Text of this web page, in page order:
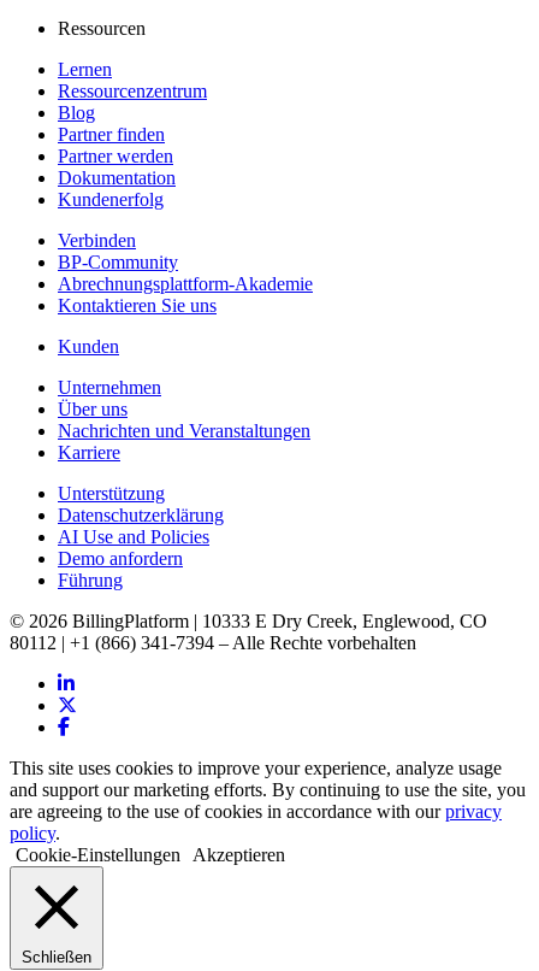
Ressourcen
Lernen
Ressourcenzentrum
Blog
Partner finden
Partner werden
Dokumentation
Kundenerfolg
Verbinden
BP-Community
Abrechnungsplattform-Akademie
Kontaktieren Sie uns
Kunden
Unternehmen
Über uns
Nachrichten und Veranstaltungen
Karriere
Unterstützung
Datenschutzerklärung
AI Use and Policies
Demo anfordern
Führung
© 2026 BillingPlatform | 10333 E Dry Creek, Englewood, CO
80112 | +1 (866) 341-7394 – Alle Rechte vorbehalten
This site uses cookies to improve your experience, analyze usage
and support our marketing efforts. By continuing to use the site, you
are agreeing to the use of cookies in accordance with ourprivacy
policy.
Cookie-Einstellungen Akzeptieren
Schließen